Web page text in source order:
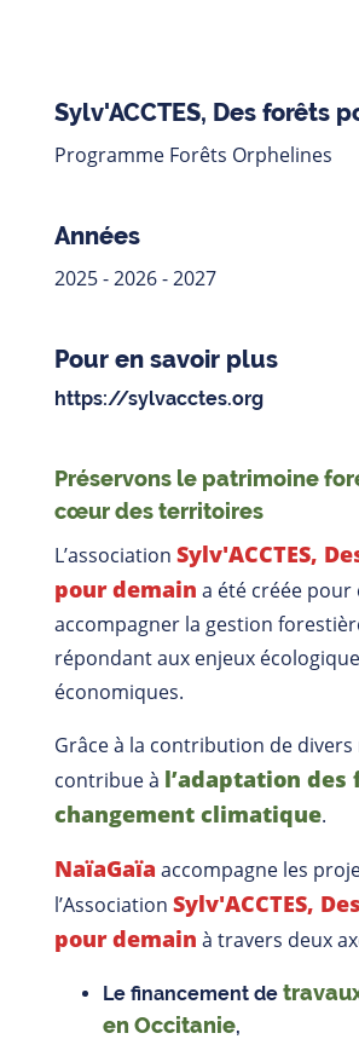
Sylv'ACCTES, Des forêts
Programme Forêts Orphelines
Années
2025 - 2026 - 2027
Pour en savoir plus
https://sylvacctes.org
Préservons le patrimoine
cœur des territoires
L’association Sylv'ACCTES,
pour demain a été créée
accompagner la gestion
répondant aux enjeux
économiques.
Grâce à la contribution de divers
contribue à l’adaptation des
changement climatique.
NaïaGaïa accompagne les
l’Association Sylv'ACCTES,
pour demain à travers deux
Le financement de
en Occitanie,